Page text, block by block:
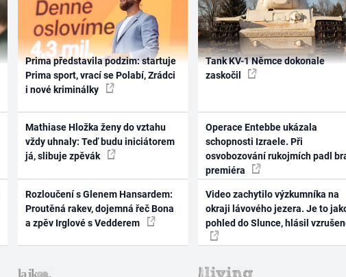
Prima představila podzim: startuje
Prima sport, vrací se Polabí, Zrádci
i nové kriminálky
Mathiase Hložka ženy do vztahu
vždy uhnaly: Teď budu iniciátorem
já, slibuje zpěvák
Rozloučení s Glenem Hansardem:
Proutěná rakev, dojemná řeč Bona
a zpěv Irglové s Vedderem
Tank KV-1 Němce dokonale
zaskočil
Operace Entebbe ukázala
schopnosti Izraele. Při
osvobozování rukojmích padl
premiéra
Video zachytilo výzkumníka na
okraji lávového jezera. Je to
pohled do Slunce, hlásil